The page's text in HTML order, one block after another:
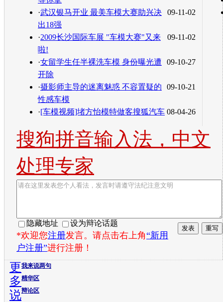
09-11-02
·武汉银马开业 最美车模大赛助兴决
出18强
09-11-02
·2009长沙国际车展 "车模大赛"又来
啦!
09-10-27
·女留学生任半裸洗车模 身份曝光遭
开除
09-10-21
·摄影师主导的迷离魅惑 不容置疑的
性感车模
08-04-26
·[车模视频]堵方怡模特做客搜狐汽车
搜狗拼音输入法，中文
处理专家
隐藏地址 设为辩论话题
*欢迎您注册发言。请点击右上角“新用
户注册”进行注册！
我来说两句
精华区
辩论区
更
多
说